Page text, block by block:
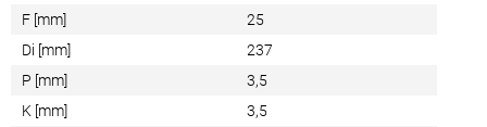
F [mm]
25
Di [mm]
237
P [mm]
3,5
K [mm]
3,5